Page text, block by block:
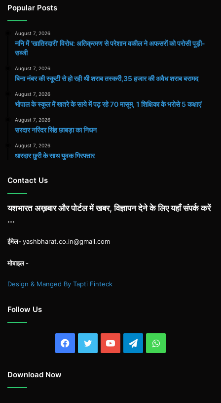
Popular Posts
August 7, 2026
ननि में ‘खातिरदारी’ विरोध: अतिक्रमण से परेशान वकील ने अफसरों को परोसी पूड़ी-
सब्जी
August 7, 2026
बिना नंबर की स्कूटी से हो रही थी शराब तस्करी,35 हजार की अवैध शराब बरामद
August 7, 2026
भोपाल के स्कूल में खतरे के साये में पढ़ रहे 70 मासूम, 1 शिक्षिका के भरोसे 5 कक्षाएं
August 7, 2026
सरदार नरिंदर सिंह छाबड़ा का निधन
August 7, 2026
धारदार छुरी के साथ युवक गिरफ्तार
Contact Us
यशभारत अख़बार और पोर्टल में खबर, विज्ञापन देने के लिए यहाँ संपर्क करें
...
ईमेल-yashbharat.co.in@gmail.com
मोबाइल -
Design & Manged By Tapti Finteck
Follow Us
Facebook
TwitterYouTubeTelegramWhatsApp
Download Now